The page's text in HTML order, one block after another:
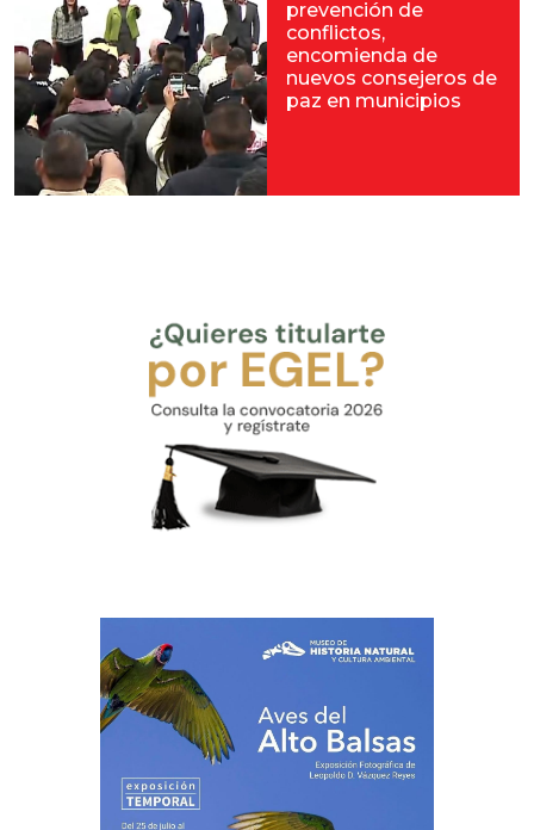
prevención de
conflictos,
encomienda de
nuevos consejeros de
paz en municipios